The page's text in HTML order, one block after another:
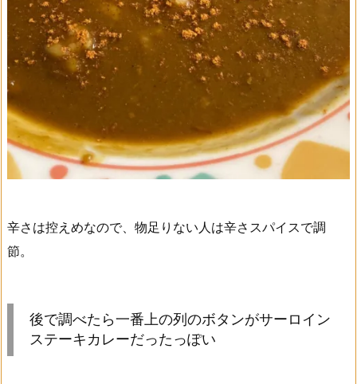
辛さは控えめなので、物足りない人は辛さスパイスで調
節。
後で調べたら一番上の列のボタンがサーロイン
ステーキカレーだったっぽい